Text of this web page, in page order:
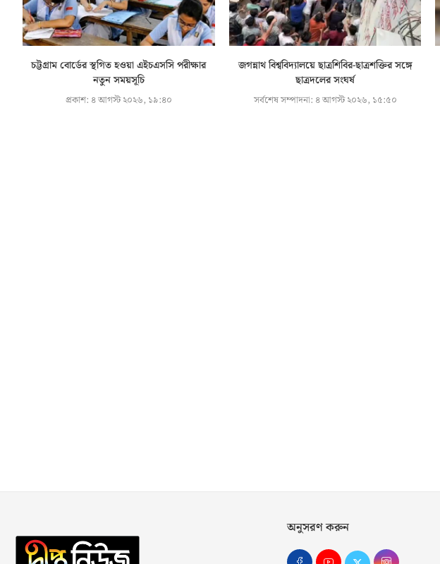
চট্টগ্রাম বোর্ডের স্থগিত হওয়া এইচএসসি পরীক্ষার
নতুন সময়সূচি
প্রকাশ: ৪ আগস্ট ২০২৬, ১৯:৪০
জগন্নাথ বিশ্ববিদ্যালয়ে ছাত্রশিবির-ছাত্রশক্তির সঙ্গে
ছাত্রদলের সংঘর্ষ
সর্বশেষ সম্পাদনা: ৪ আগস্ট ২০২৬, ১৫:৫০
অনুসরণ করুন